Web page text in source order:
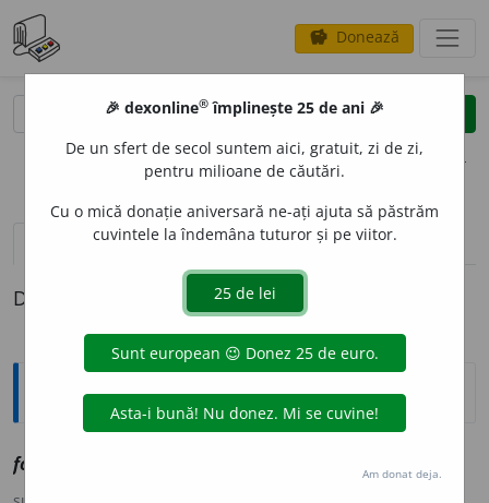
savings Donează
clear
opțiuni
definiții (1) pronunțievolume_up (1)
Definiția cu ID-ul 1102010:
Explicative DEX
fotograf
🎉 dexonline® împlinește 25 de ani 🎉
De un sfert de secol suntem aici, gratuit, zi de zi,
pentru milioane de căutări.
Cu o mică donație aniversară ne-ați ajuta să păstrăm
cuvintele la îndemâna tuturor și pe viitor.
Am donat deja.